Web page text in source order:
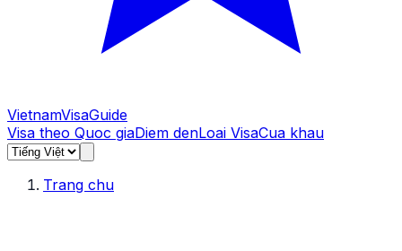
VietnamVisaGuide
Visa theo Quoc giaDiem denLoai VisaCua khau
Trang chu